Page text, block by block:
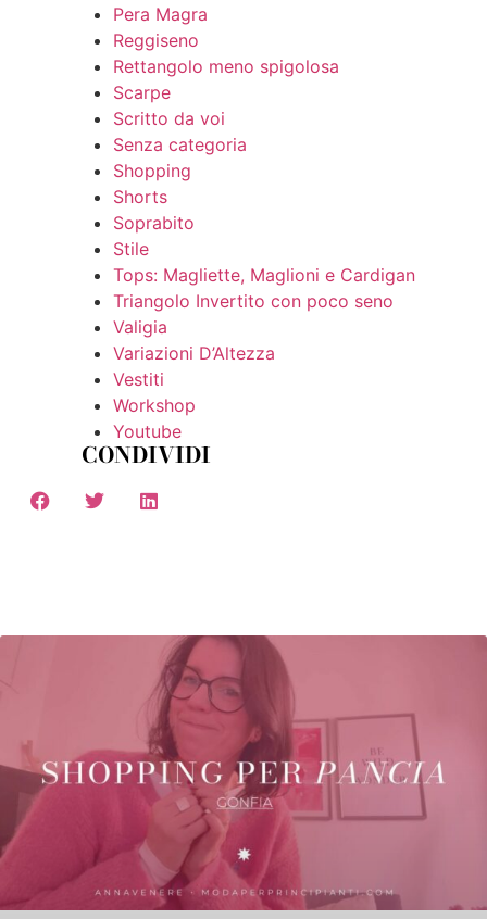
Pera Magra
Reggiseno
Rettangolo meno spigolosa
Scarpe
Scritto da voi
Senza categoria
Shopping
Shorts
Soprabito
Stile
Tops: Magliette, Maglioni e Cardigan
Triangolo Invertito con poco seno
Valigia
Variazioni D’Altezza
Vestiti
Workshop
Youtube
CONDIVIDI